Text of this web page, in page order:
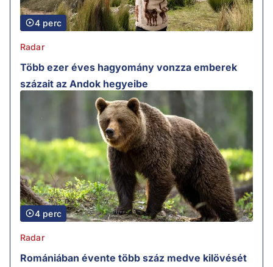
4 perc
Radar
Több ezer éves hagyomány vonzza emberek
százait az Andok hegyeibe
4 perc
Radar
Romániában évente több száz medve kilövését